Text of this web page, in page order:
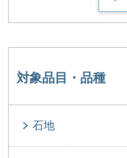
対象品目・品種
石地